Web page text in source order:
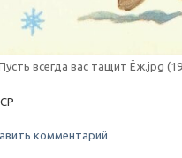
всегда вас тащит Ёж.jpg
комментарий